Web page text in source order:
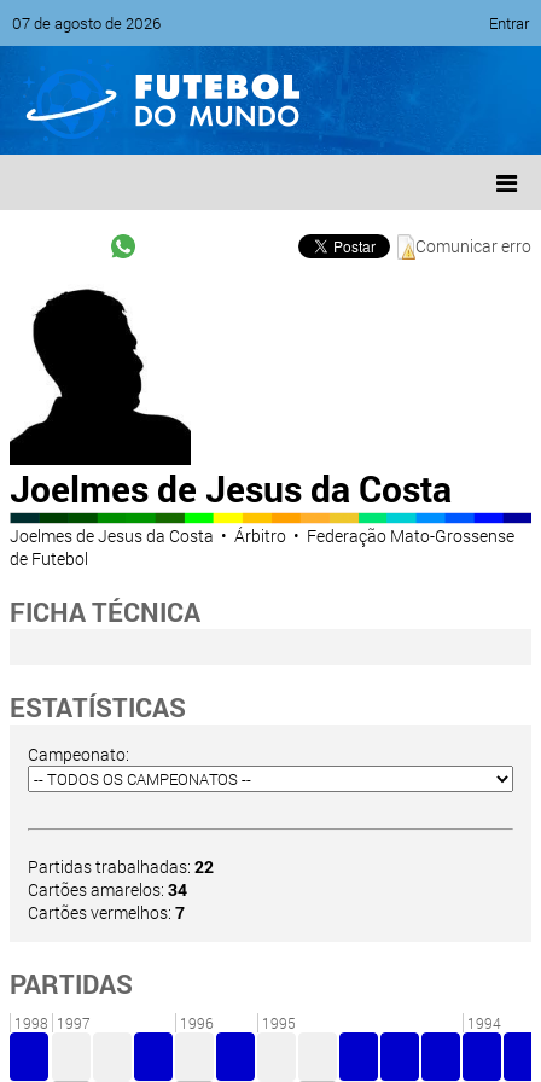
07 de agosto de 2026 Entrar
Comunicar erro
Joelmes de Jesus da Costa
Joelmes de Jesus da Costa • Árbitro • Federação Mato-Grossense
de Futebol
FICHA TÉCNICA
ESTATÍSTICAS
Campeonato:
Partidas trabalhadas: 22
Cartões amarelos: 34
Cartões vermelhos: 7
PARTIDAS
1998 1997 1996 1995 1994